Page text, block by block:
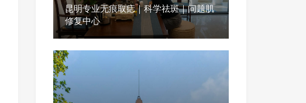
昆明专业无痕取痣｜科学祛斑｜问题肌
修复中心